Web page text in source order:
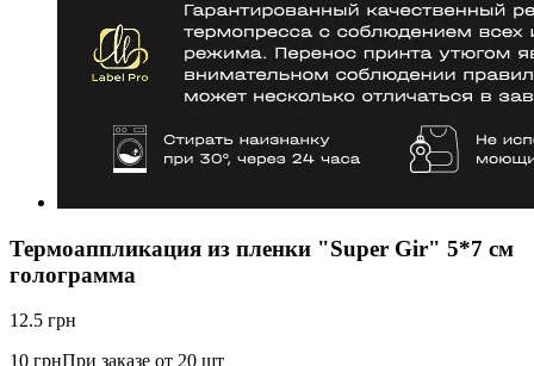
Термоаппликация из пленки "Super Gir" 5*7 см
голограмма
12.5 грн
10 грнПри заказе от 20 шт